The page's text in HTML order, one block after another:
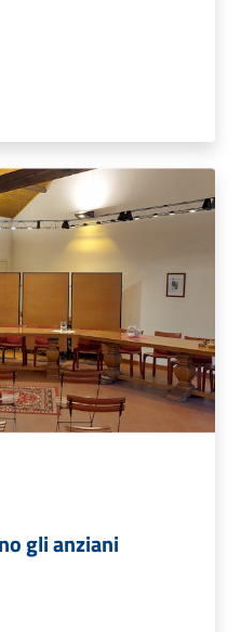
gli anziani